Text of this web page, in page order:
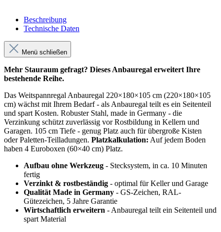
Beschreibung
Technische Daten
Menü schließen
Mehr Stauraum gefragt? Dieses Anbauregal erweitert Ihre
bestehende Reihe.
Das Weitspannregal Anbauregal 220×180×105 cm (220×180×105
cm) wächst mit Ihrem Bedarf - als Anbauregal teilt es ein Seitenteil
und spart Kosten. Robuster Stahl, made in Germany - die
Verzinkung schützt zuverlässig vor Rostbildung in Kellern und
Garagen. 105 cm Tiefe - genug Platz auch für übergroße Kisten
oder Paletten-Teilladungen. Platzkalkulation: Auf jedem Boden
haben 4 Euroboxen (60×40 cm) Platz.
Aufbau ohne Werkzeug - Stecksystem, in ca. 10 Minuten
fertig
Verzinkt & rostbeständig - optimal für Keller und Garage
Qualität Made in Germany - GS-Zeichen, RAL-
Gütezeichen, 5 Jahre Garantie
Wirtschaftlich erweitern - Anbauregal teilt ein Seitenteil und
spart Material